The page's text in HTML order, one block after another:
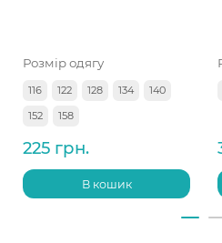
Розмір одягу
116 122 128 134
140
152
158
225 грн.
В кошик